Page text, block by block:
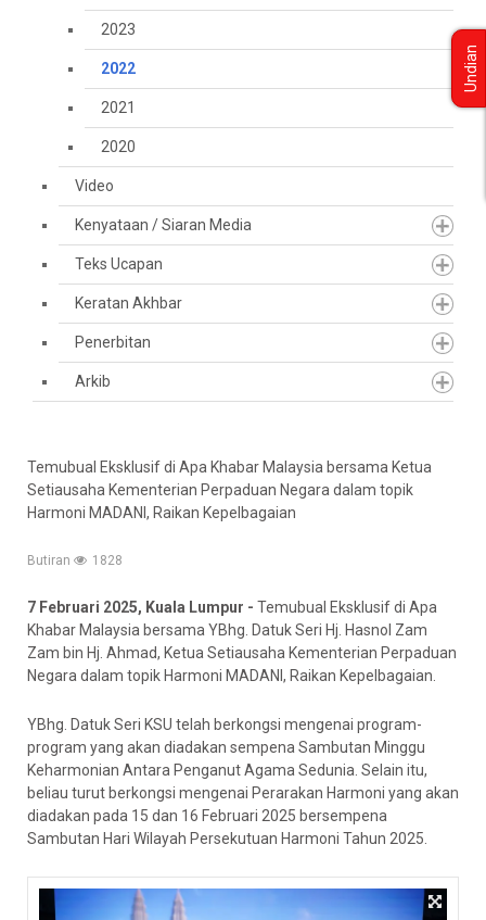
2023
2022
2021
2020
Video
Kenyataan / Siaran Media
Teks Ucapan
Keratan Akhbar
Penerbitan
Arkib
Temubual Eksklusif di Apa Khabar Malaysia bersama Ketua
Setiausaha Kementerian Perpaduan Negara dalam topik
Harmoni MADANI, Raikan Kepelbagaian
Butiran 1828
7 Februari 2025, Kuala Lumpur - Temubual Eksklusif di Apa
Khabar Malaysia bersama YBhg. Datuk Seri Hj. Hasnol Zam
Zam bin Hj. Ahmad, Ketua Setiausaha Kementerian Perpaduan
Negara dalam topik Harmoni MADANI, Raikan Kepelbagaian.
YBhg. Datuk Seri KSU telah berkongsi mengenai program-
program yang akan diadakan sempena Sambutan Minggu
Keharmonian Antara Penganut Agama Sedunia. Selain itu,
beliau turut berkongsi mengenai Perarakan Harmoni yang akan
diadakan pada 15 dan 16 Februari 2025 bersempena
Sambutan Hari Wilayah Persekutuan Harmoni Tahun 2025.
Undian